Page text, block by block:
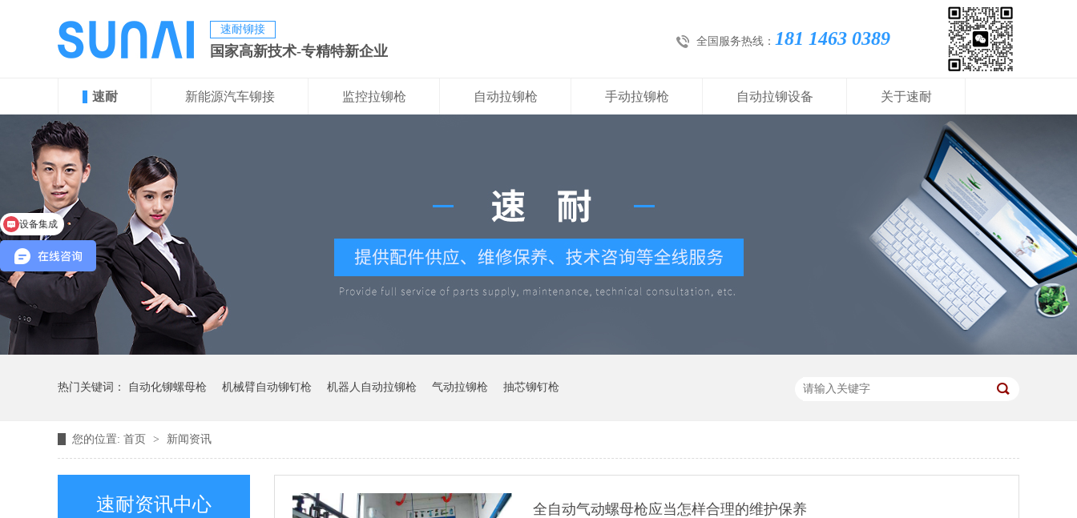
速耐铆接
国家高新技术-专精特新企业
全国服务热线： 181 1463 0389
速耐 新能源汽车铆接 监控拉铆枪 自动拉铆枪 手动拉铆枪 自动拉铆设备 关于速耐
热门关键词： 自动化铆螺母枪 机械臂自动铆钉枪 机器人自动拉铆枪 气动拉铆枪 抽芯铆钉枪
您的位置: 首页 > 新闻资讯
速耐资讯中心 全自动气动螺母枪应当怎样合理的维护保养
设备集成
项目定制